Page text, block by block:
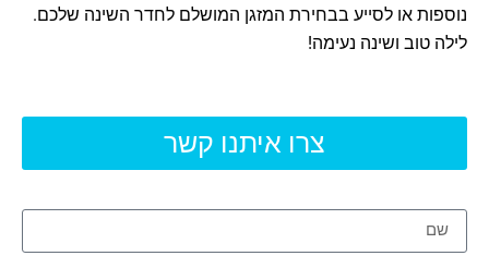
נוספות או לסייע בבחירת המזגן המושלם לחדר השינה שלכם.
לילה טוב ושינה נעימה!
צרו איתנו קשר